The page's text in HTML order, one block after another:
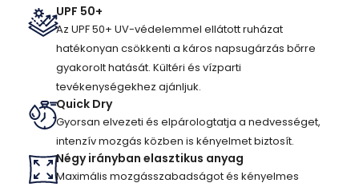
UPF 50+
Az UPF 50+ UV-védelemmel ellátott ruházat
hatékonyan csökkenti a káros napsugárzás bőrre
gyakorolt hatását. Kültéri és vízparti
tevékenységekhez ajánljuk.
Quick Dry
Gyorsan elvezeti és elpárologtatja a nedvességet,
intenzív mozgás közben is kényelmet biztosít.
Négy irányban elasztikus anyag
Maximális mozgásszabadságot és kényelmes